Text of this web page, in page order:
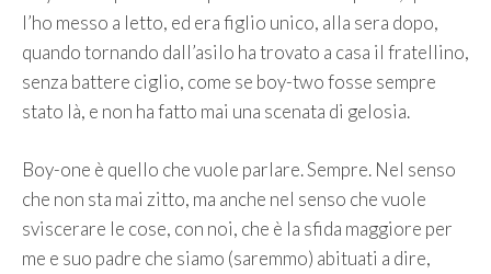
l’ho messo a letto, ed era figlio unico, alla sera dopo,
quando tornando dall’asilo ha trovato a casa il fratellino,
senza battere ciglio, come se boy-two fosse sempre
stato là, e non ha fatto mai una scenata di gelosia.
Boy-one è quello che vuole parlare. Sempre. Nel senso
che non sta mai zitto, ma anche nel senso che vuole
sviscerare le cose, con noi, che è la sfida maggiore per
me e suo padre che siamo (saremmo) abituati a dire,